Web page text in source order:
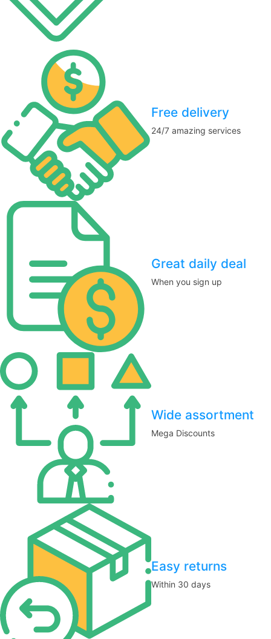
Free delivery
24/7 amazing services
Great daily deal
When you sign up
Wide assortment
Mega Discounts
Easy returns
Within 30 days